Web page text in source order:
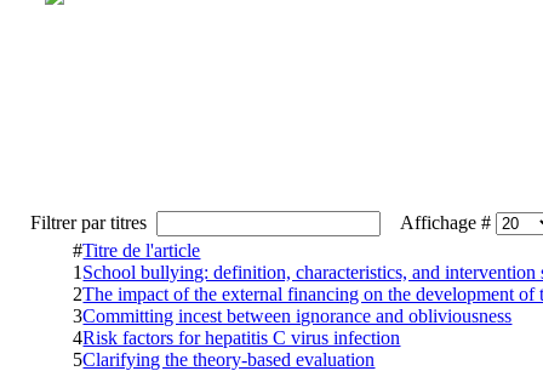
Filtrer par titres
Affichage #
#Titre de l'article
1 School bullying: definition, characteristics, and intervention
2The impact of the external financing on the development of
3Committing incest between ignorance and obliviousness
4Risk factors for hepatitis C virus infection
5Clarifying the theory-based evaluation